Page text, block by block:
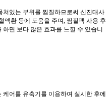
쳐있는 부위를 찜질하므로써 신진대사
액환 등에 도움을 주며, 찜질팩 사용 후
하면 보다 많은 효과를 느낄 수 있습니
케어를 유축기를 이용하여 실시한 후에